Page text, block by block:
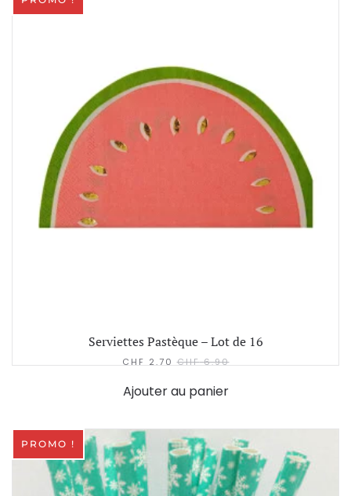
Serviettes Pastèque – Lot de 16
CHF 2.70 CHF6.90
Ajouter au panier
PROMO !